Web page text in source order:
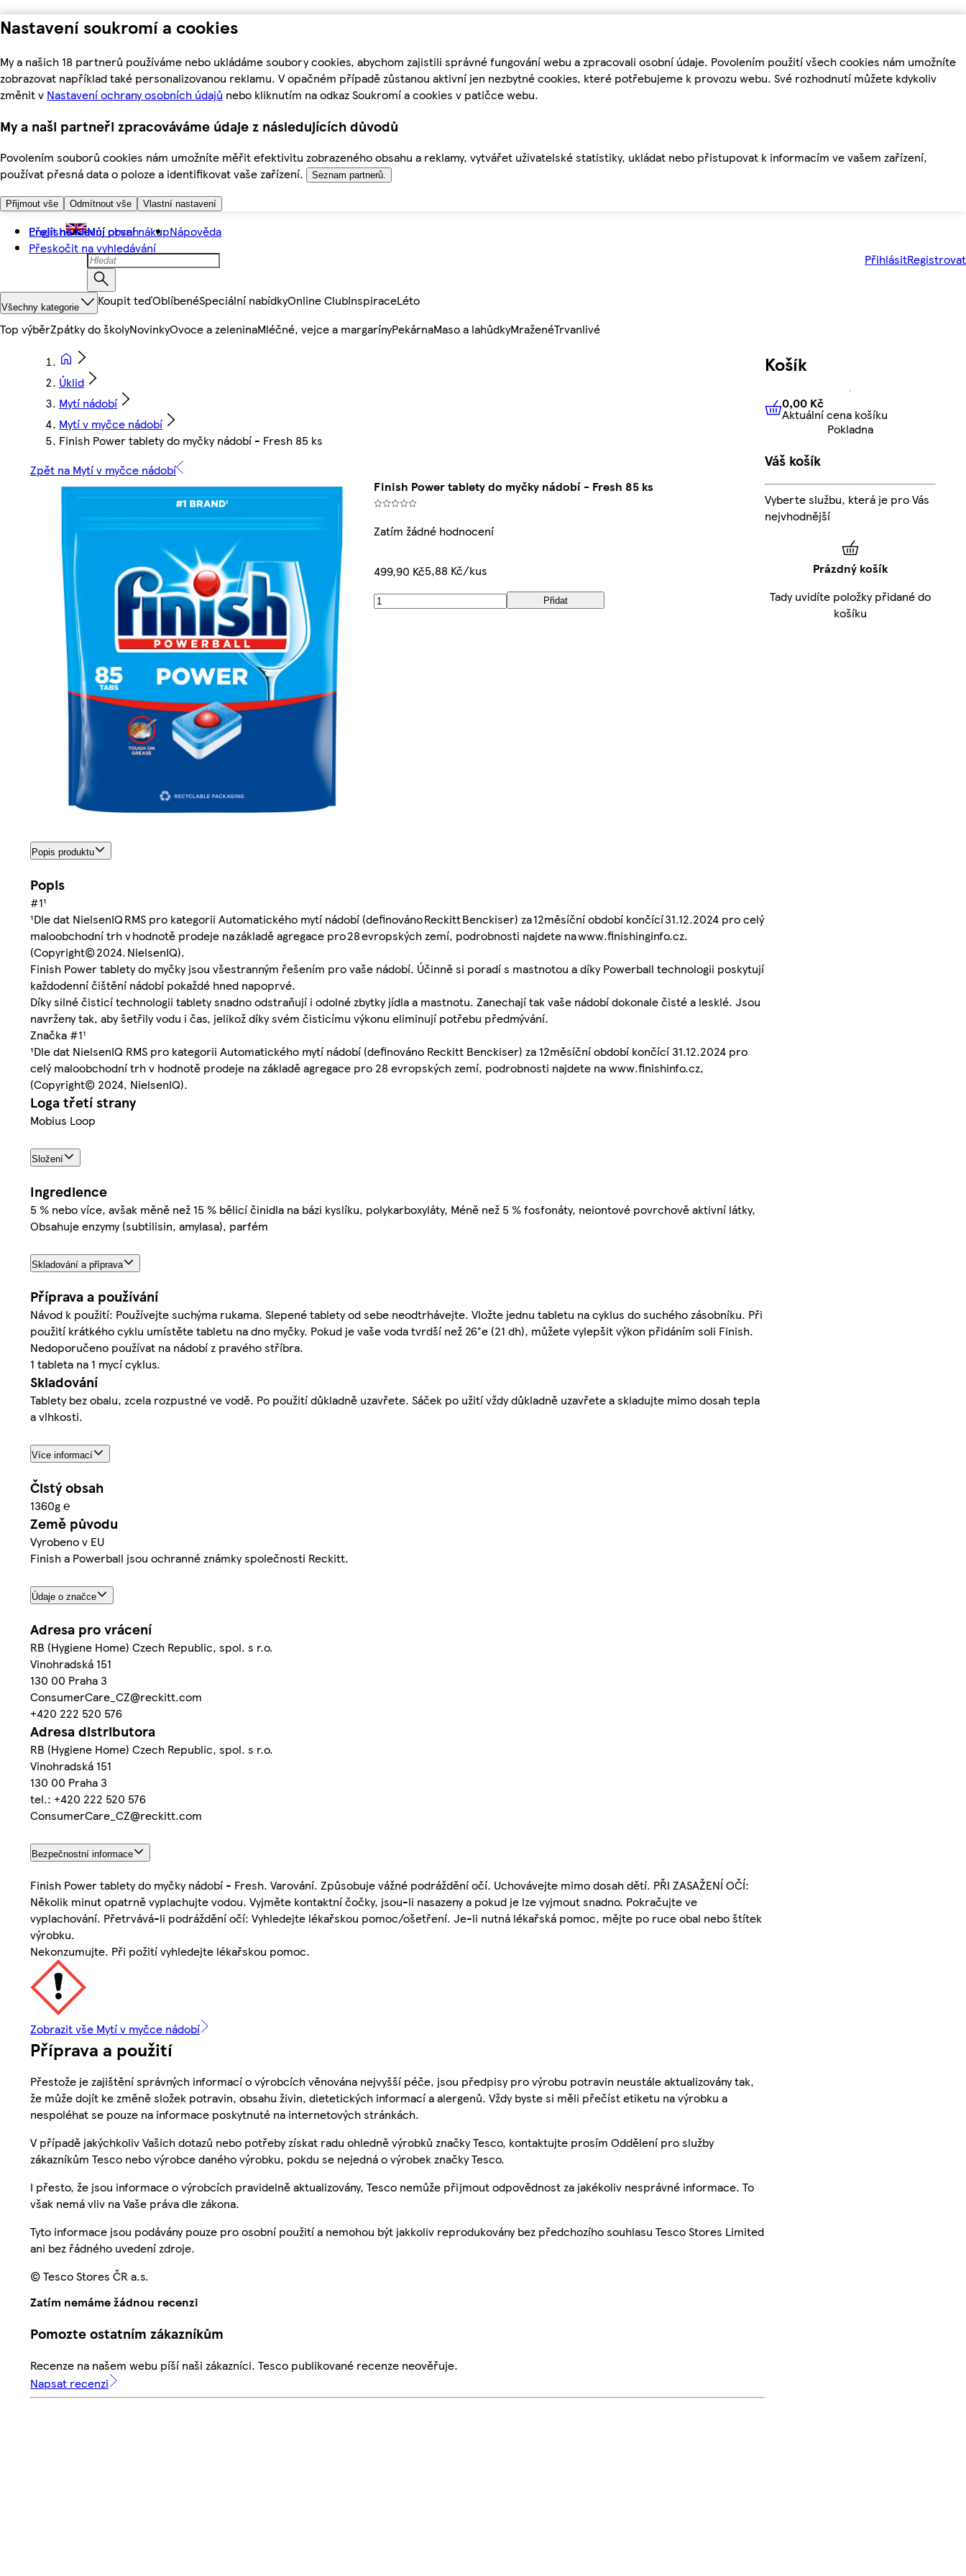
Nastavení soukromí a cookies
My a našich 18 partnerů používáme nebo ukládáme soubory cookies, abychom zajistili správné fungování webu a zpracovali osobní údaje. Povolením použití všech cookies nám umožníte
zobrazovat například také personalizovanou reklamu. V opačném případě zůstanou aktivní jen nezbytné cookies, které potřebujeme k provozu webu. Své rozhodnutí můžete kdykoliv
změnit v Nastavení ochrany osobních údajů nebo kliknutím na odkaz Soukromí a cookies v patičce webu.
My a naši partneři zpracováváme údaje z následujících důvodů
Povolením souborů cookies nám umožníte měřit efektivitu zobrazeného obsahu a reklamy, vytvářet uživatelské statistiky, ukládat nebo přistupovat k informacím ve vašem zařízení,
používat přesná data o poloze a identifikovat vaše zařízení.
Seznam partnerů.
Přijmout vše Odmítnout vše Vlastní nastavení
Přejít na hlavní obsah
Přeskočit na vyhledávání
English Můj první nákupNápověda
PřihlásitRegistrovat
Všechny kategorie Koupit teďOblíbenéSpeciální nabídkyOnline ClubInspiraceLéto
Top výběrZpátky do školyNovinkyOvoce a zeleninaMléčné, vejce a margarínyPekárnaMaso a lahůdkyMraženéTrvanlivé
Úklid
Mytí nádobí
Mytí v myčce nádobí
Finish Power tablety do myčky nádobí - Fresh 85 ks
Zpět na Mytí v myčce nádobí
Finish Power tablety do myčky nádobí - Fresh 85 ks
Zatím žádné hodnocení
499,90 Kč5,88 Kč/kus
Přidat
Popis produktu
Popis
#1¹
¹Dle dat NielsenIQ RMS pro kategorii Automatického mytí nádobí (definováno Reckitt Benckiser) za 12měsíční období končící 31.12.2024 pro celý
maloobchodní trh v hodnotě prodeje na základě agregace pro 28 evropských zemí, podrobnosti najdete na www.finishinginfo.cz.
(Copyright© 2024. NielsenIQ).
Finish Power tablety do myčky jsou všestranným řešením pro vaše nádobí. Účinně si poradí s mastnotou a díky Powerball technologii poskytují
každodenní čištění nádobí pokaždé hned napoprvé.
Díky silné čisticí technologii tablety snadno odstraňují i odolné zbytky jídla a mastnotu. Zanechají tak vaše nádobí dokonale čisté a lesklé. Jsou
navrženy tak, aby šetřily vodu i čas, jelikož díky svém čisticímu výkonu eliminují potřebu předmývání.
Značka #1¹
¹Dle dat NielsenIQ RMS pro kategorii Automatického mytí nádobí (definováno Reckitt Benckiser) za 12měsíční období končící 31.12.2024 pro
celý maloobchodní trh v hodnotě prodeje na základě agregace pro 28 evropských zemí, podrobnosti najdete na www.finishinfo.cz,
(Copyright© 2024, NielsenIQ).
Loga třetí strany
Mobius Loop
Složení
Ingredience
5 % nebo více, avšak měně než 15 % bělicí činidla na bázi kyslíku, polykarboxyláty, Méně než 5 % fosfonáty, neiontové povrchově aktivní látky,
Obsahuje enzymy (subtilisin, amylasa), parfém
Skladování a příprava
Příprava a používání
Návod k použití: Používejte suchýma rukama. Slepené tablety od sebe neodtrhávejte. Vložte jednu tabletu na cyklus do suchého zásobníku. Při
použití krátkého cyklu umístěte tabletu na dno myčky. Pokud je vaše voda tvrdší než 26°e (21 dh), můžete vylepšit výkon přidáním soli Finish.
Nedoporučeno používat na nádobí z pravého stříbra.
1 tableta na 1 mycí cyklus.
Skladování
Tablety bez obalu, zcela rozpustné ve vodě. Po použití důkladně uzavřete. Sáček po užití vždy důkladně uzavřete a skladujte mimo dosah tepla
a vlhkosti.
Více informací
Čistý obsah
1360g ℮
Země původu
Vyrobeno v EU
Finish a Powerball jsou ochranné známky společnosti Reckitt.
Údaje o značce
Adresa pro vrácení
RB (Hygiene Home) Czech Republic, spol. s r.o.
Vinohradská 151
130 00 Praha 3
ConsumerCare_CZ@reckitt.com
+420 222 520 576
Adresa distributora
RB (Hygiene Home) Czech Republic, spol. s r.o.
Vinohradská 151
130 00 Praha 3
tel.: +420 222 520 576
ConsumerCare_CZ@reckitt.com
Bezpečnostní informace
Finish Power tablety do myčky nádobí - Fresh. Varování. Způsobuje vážné podráždění očí. Uchovávejte mimo dosah dětí. PŘI ZASAŽENÍ OČÍ:
Několik minut opatrně vyplachujte vodou. Vyjměte kontaktní čočky, jsou-li nasazeny a pokud je lze vyjmout snadno. Pokračujte ve
vyplachování. Přetrvává-li podráždění očí: Vyhledejte lékařskou pomoc/ošetření. Je-li nutná lékařská pomoc, mějte po ruce obal nebo štítek
výrobku.
Nekonzumujte. Při požití vyhledejte lékařskou pomoc.
Zobrazit vše Mytí v myčce nádobí
Příprava a použití
Přestože je zajištění správných informací o výrobcích věnována nejvyšší péče, jsou předpisy pro výrobu potravin neustále aktualizovány tak,
že může dojít ke změně složek potravin, obsahu živin, dietetických informací a alergenů. Vždy byste si měli přečíst etiketu na výrobku a
nespoléhat se pouze na informace poskytnuté na internetových stránkách.
V případě jakýchkoliv Vašich dotazů nebo potřeby získat radu ohledně výrobků značky Tesco, kontaktujte prosím Oddělení pro služby
zákazníkům Tesco nebo výrobce daného výrobku, pokdu se nejedná o výrobek značky Tesco.
I přesto, že jsou informace o výrobcích pravidelně aktualizovány, Tesco nemůže přijmout odpovědnost za jakékoliv nesprávné informace. To
však nemá vliv na Vaše práva dle zákona.
Tyto informace jsou podávány pouze pro osobní použití a nemohou být jakkoliv reprodukovány bez předchozího souhlasu Tesco Stores Limited
ani bez řádného uvedení zdroje.
© Tesco Stores ČR a.s.
Zatím nemáme žádnou recenzi
Pomozte ostatním zákazníkům
Recenze na našem webu píší naši zákazníci. Tesco publikované recenze neověřuje.
Napsat recenzi
Košík
0,00 KčAktuální cena košíku
0,00 Kč
Aktuální cena košíku
Pokladna
Váš košík
Vyberte službu, která je pro Vás
nejvhodnější
Prázdný košík
Tady uvidíte položky přidané do
košíku